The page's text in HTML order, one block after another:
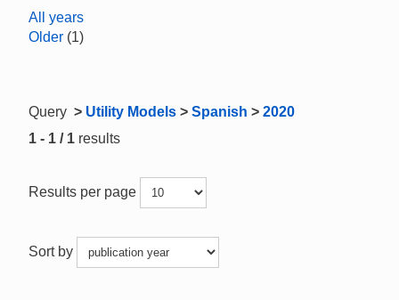
All years
Older (1)
Query > Utility Models > Spanish > 2020
1 - 1 / 1 results
Results per page
Sort by